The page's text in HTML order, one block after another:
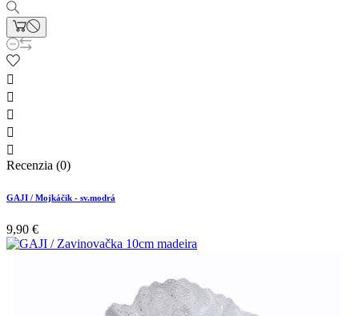





Recenzia (0)
GAJI / Mojkáčik - sv.modrá
9,90 €